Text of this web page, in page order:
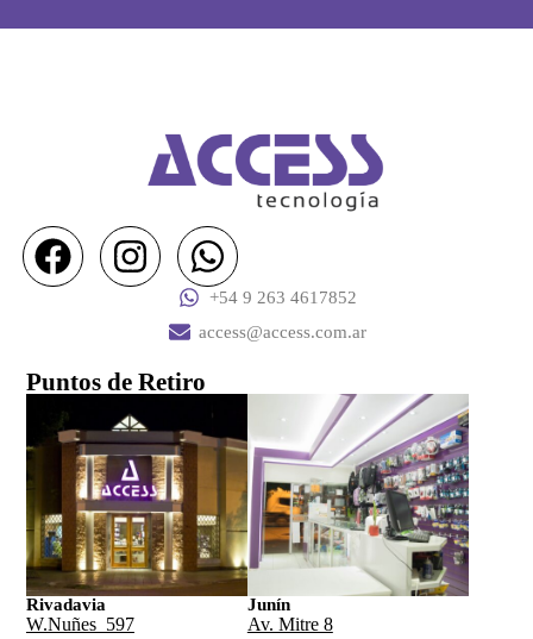
+54 9 263 4617852
access@access.com.ar
Puntos de Retiro
Rivadavia
W.Nuñes 597
Junín
Av. Mitre 8